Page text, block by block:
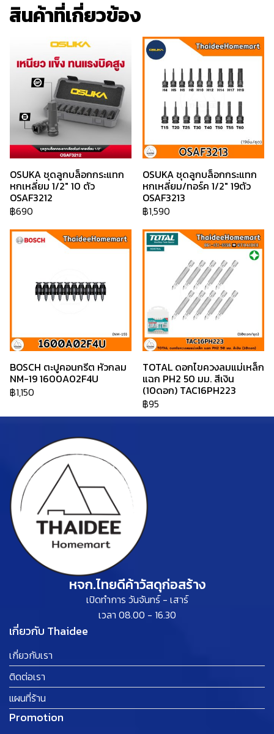
สินค้าที่เกี่ยวข้อง
OSUKA ชุดลูกบล็อกกระแทก
หกเหลี่ยม 1/2" 10 ตัว
OSAF3212
฿690
OSUKA ชุดลูกบล็อกกระแทก
หกเหลี่ยม/ทอร์ค 1/2" 19ตัว
OSAF3213
฿1,590
BOSCH ตะปูคอนกรีต หัวกลม
NM-19 1600A02F4U
฿1,150
TOTAL ดอกไขควงลมแม่เหล็ก
แฉก PH2 50 มม. สีเงิน
(10ดอก) TAC16PH223
฿95
หจก.ไทยดีค้าวัสดุก่อสร้าง
เปิดทำการ วันจันทร์ - เสาร์
เวลา 08.00 - 16.30
เกี่ยวกับ Thaidee
เกี่ยวกับเรา
ติดต่อเรา
แผนที่ร้าน
Promotion